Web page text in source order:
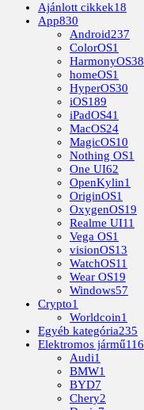
Ajánlott cikkek18
App830
Android237
ColorOS1
HarmonyOS38
homeOS1
HyperOS30
iOS189
iPadOS41
MacOS24
MagicOS10
Nothing OS1
One UI62
OpenKylin1
OriginOS1
OxygenOS19
Realme UI11
Vega OS1
visionOS13
WatchOS11
Wear OS19
Windows57
Crypto1
Worldcoin1
Egyéb kategória235
Elektromos jármű116
Audi1
BMW1
BYD7
Chery2